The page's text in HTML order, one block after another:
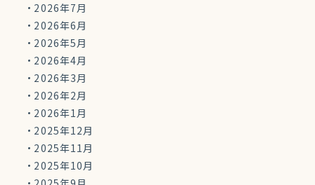
2026年7月
2026年6月
2026年5月
2026年4月
2026年3月
2026年2月
2026年1月
2025年12月
2025年11月
2025年10月